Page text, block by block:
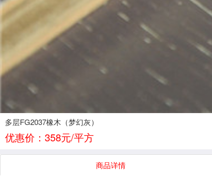
多层FG2037橡木（梦幻灰）
优惠价：358元/平方
商品详情